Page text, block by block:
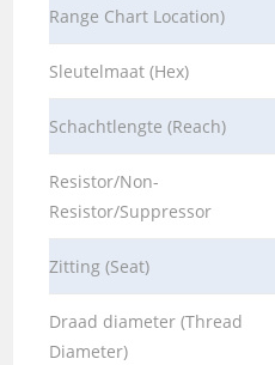
Range Chart Location)
Sleutelmaat (Hex)
Schachtlengte (Reach)
Resistor/Non-
Resistor/Suppressor
Zitting (Seat)
Draad diameter (Thread
Diameter)